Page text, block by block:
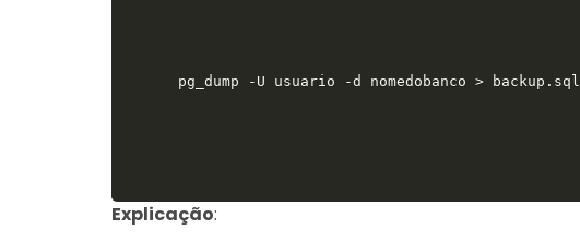
pg_dump -U usuario -d nomedobanco > backup.sql
Explicação: